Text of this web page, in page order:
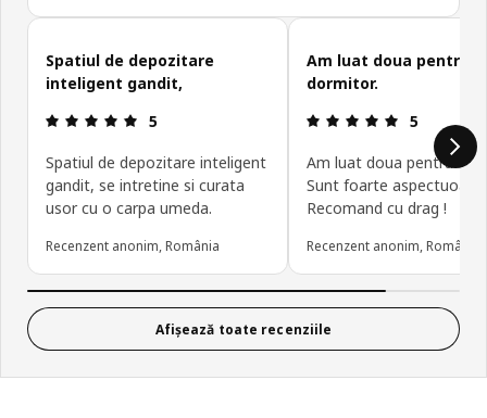
Omite recenziile clienților
Spatiul de depozitare
inteligent gandit,
Prezentare generală: 5 din 5 stele
5
Spatiul de depozitare inteligent
gandit, se intretine si curata
usor cu o carpa umeda.
Recenzent anonim, România
Am luat doua pentru
dormitor.
5
Am luat doua pentru
Sunt foarte aspectuoase.
Recomand cu drag !
Recenzent anonim, România
Afișează toate recenziile